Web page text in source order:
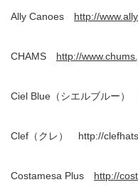
Ally Canoes http://
CHAMS http://
Ciel Blue（シエルブルー）
Clef（クレ） http://
Costamesa Plus http://